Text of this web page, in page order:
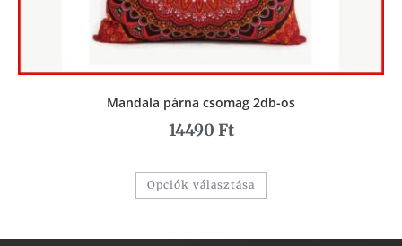
Mandala párna csomag 2db-os
14490 Ft
Opciók választása